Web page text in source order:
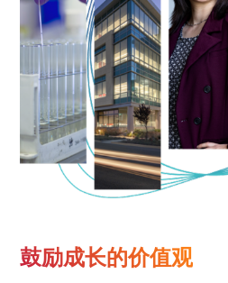
鼓励成长的价值观